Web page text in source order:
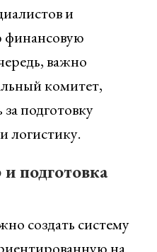
и
финансовую
важно
комитет,
подготовку
логистику.
подготовка
создать систему